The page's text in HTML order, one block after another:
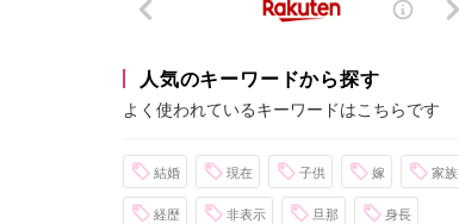
人気のキーワードから探す
よく使われているキーワードはこちらです
結婚 現在 子供 嫁 家族
経歴 非表示 旦那 身長